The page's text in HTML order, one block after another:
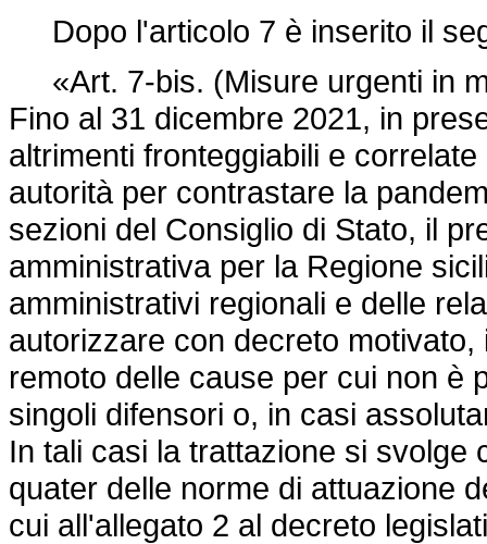
Dopo l'articolo 7 è inserito il
«Art. 7-bis. (Misure urgenti in
Fino al 31 dicembre 2021, in
altrimenti fronteggiabili e
autorità per contrastare la
sezioni del Consiglio di Stato, il
amministrativa per la Regione
amministrativi regionali e delle
autorizzare con decreto
remoto delle cause per cui non è
singoli difensori o, in casi
In tali casi la trattazione si svolge
quater delle norme di attuazione
cui all'allegato 2 al decreto